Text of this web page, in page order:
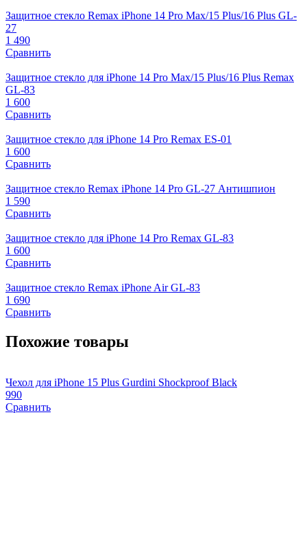
Защитное стекло Remax iPhone 14 Pro Max/15 Plus/16 Plus GL-
27
1 490
Сравнить
Защитное стекло для iPhone 14 Pro Max/15 Plus/16 Plus Remax
GL-83
1 600
Сравнить
Защитное стекло для iPhone 14 Pro Remax ES-01
1 600
Сравнить
Защитное стекло Remax iPhone 14 Pro GL-27 Антишпион
1 590
Сравнить
Защитное стекло для iPhone 14 Pro Remax GL-83
1 600
Сравнить
Защитное стекло Remax iPhone Air GL-83
1 690
Сравнить
Похожие товары
Чехол для iPhone 15 Plus Gurdini Shockproof Black
990
Сравнить